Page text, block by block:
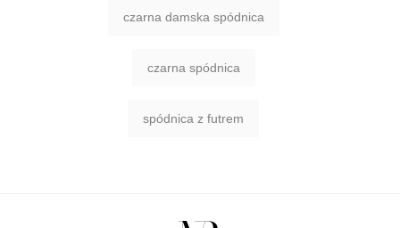
czarna damska spódnica
czarna spódnica
spódnica z futrem